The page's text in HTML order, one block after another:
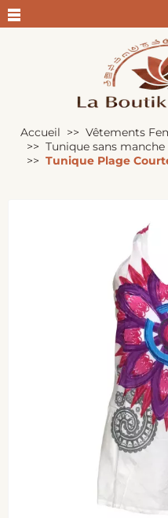
Accueil Vêtements
Tunique sans manche
Tunique Plage